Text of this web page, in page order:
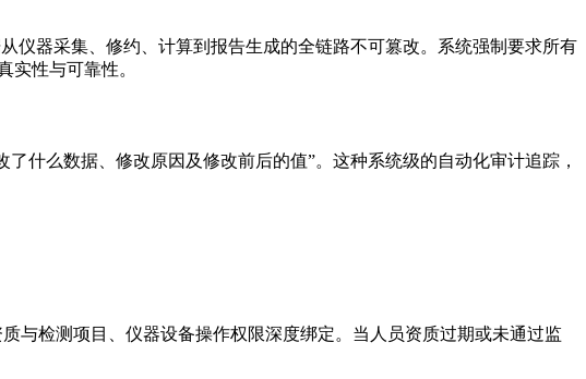
仪器采集、修约、计算到报告生成的全链路不可篡改。系统强制要求所有
实性与可靠性。
什么数据、修改原因及修改前后的值”。这种系统级的自动化审计追踪，
与检测项目、仪器设备操作权限深度绑定。当人员资质过期或未通过监